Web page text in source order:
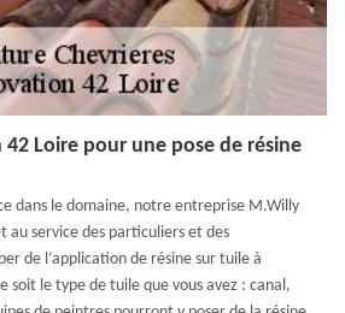
Loire pour une pose de résine
dans le domaine, notre entreprise M.Willy
au service des particuliers et des
de l’application de résine sur tuile à
soit le type de tuile que vous avez : canal,